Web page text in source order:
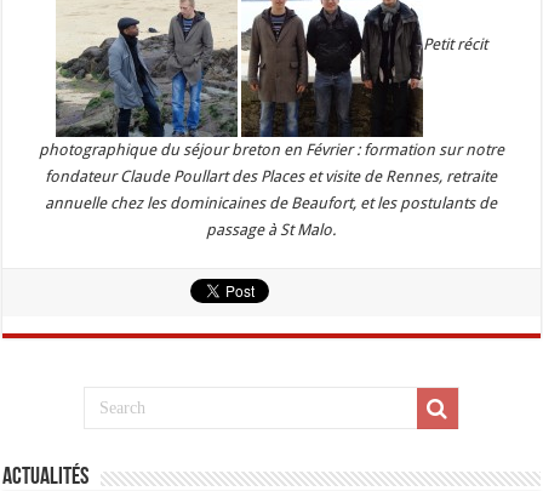
Petit récit
photographique du séjour breton en Février : formation sur notre
fondateur Claude Poullart des Places et visite de Rennes, retraite
annuelle chez les dominicaines de Beaufort, et les postulants de
passage à St Malo.
Actualités